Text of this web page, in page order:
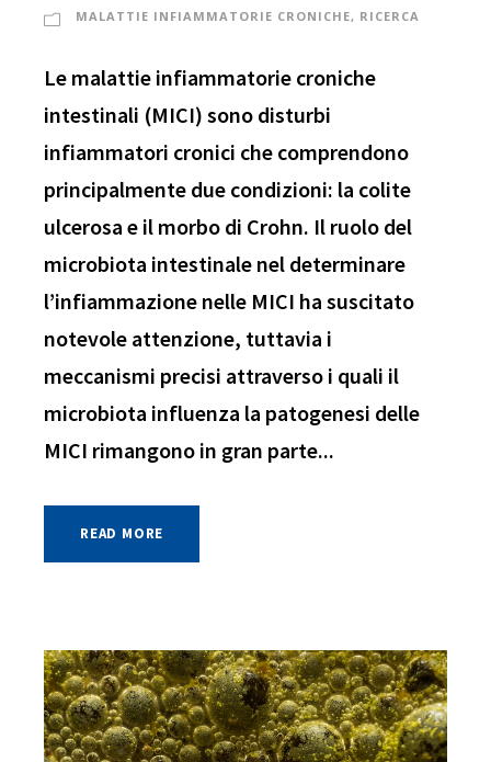
MALATTIE INFIAMMATORIE CRONICHE, RICERCA
Le malattie infiammatorie croniche
intestinali (MICI) sono disturbi
infiammatori cronici che comprendono
principalmente due condizioni: la colite
ulcerosa e il morbo di Crohn. Il ruolo del
microbiota intestinale nel determinare
l’infiammazione nelle MICI ha suscitato
notevole attenzione, tuttavia i
meccanismi precisi attraverso i quali il
microbiota influenza la patogenesi delle
MICI rimangono in gran parte...
READ MORE